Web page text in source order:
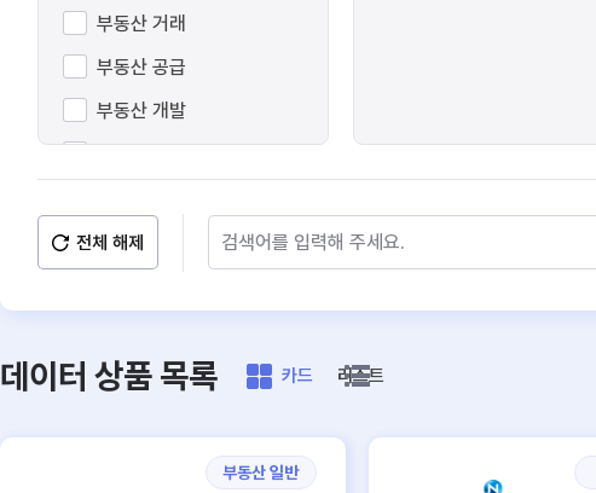
부동산 거래
부동산 공급
부동산 개발
부동산 일반
전체 해제
데이터 상품 목록 카드 리스트
부동산 일반